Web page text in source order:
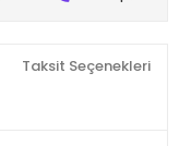
Taksit Seçenekleri